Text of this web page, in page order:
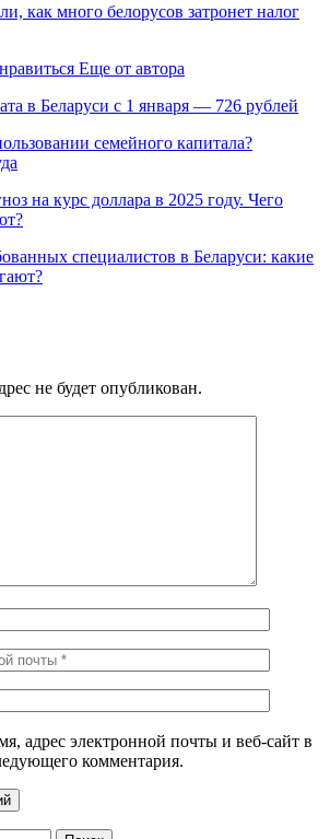
как много белорусов затронет налог
Еще от автора
в Беларуси с 1 января — 726 рублей
семейного капитала?
на курс доллара в 2025 году. Чего
специалистов в Беларуси: какие
не будет опубликован.
адрес электронной почты и веб-сайт в
комментария.